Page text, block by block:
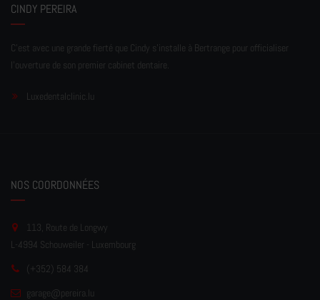
CINDY PEREIRA
C'est avec une grande fierté que Cindy s'installe à Bertrange pour officialiser
l'ouverture de son premier cabinet dentaire.
Luxedentalclinic.lu
NOS COORDONNÉES
113, Route de Longwy
L-4994 Schouweiler - Luxembourg
(+352) 584 384
garage@pereira.lu